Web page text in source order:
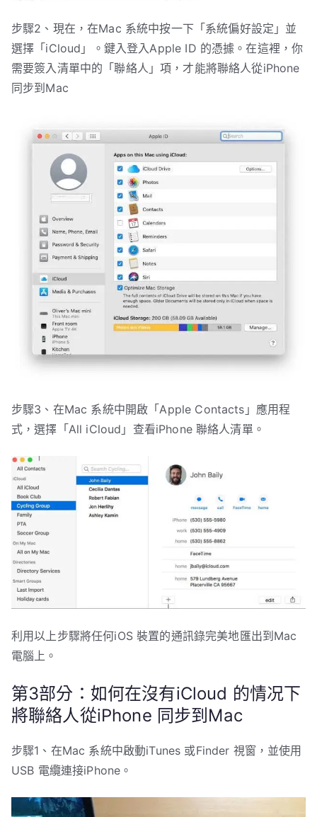
步驟2、現在，在Mac 系統中按一下「系統偏好設定」並
選擇「iCloud」。鍵入登入Apple ID 的憑據。在這裡，你
需要簽入清單中的「聯絡人」項，才能將聯絡人從iPhone
同步到Mac
步驟3、在Mac 系統中開啟「Apple Contacts」應用程
式，選擇「All iCloud」查看iPhone 聯絡人清單。
利用以上步驟將任何iOS 裝置的通訊錄完美地匯出到Mac
電腦上。
第3部分：如何在沒有iCloud 的情况下
將聯絡人從iPhone 同步到Mac
步驟1、在Mac 系統中啟動iTunes 或Finder 視窗，並使用
USB 電纜連接iPhone。